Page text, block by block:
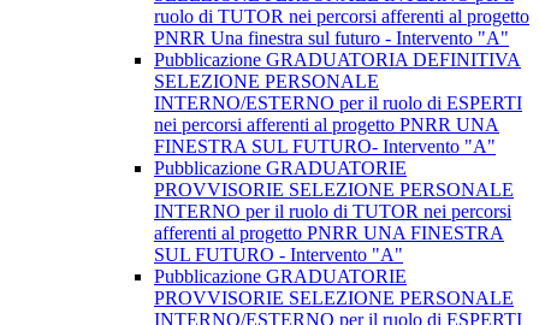
ruolo di TUTOR nei percorsi afferenti al progetto
PNRR Una finestra sul futuro - Intervento "A"
Pubblicazione GRADUATORIA DEFINITIVA
SELEZIONE PERSONALE
INTERNO/ESTERNO per il ruolo di ESPERTI
nei percorsi afferenti al progetto PNRR UNA
FINESTRA SUL FUTURO- Intervento "A"
Pubblicazione GRADUATORIE
PROVVISORIE SELEZIONE PERSONALE
INTERNO per il ruolo di TUTOR nei percorsi
afferenti al progetto PNRR UNA FINESTRA
SUL FUTURO - Intervento "A"
Pubblicazione GRADUATORIE
PROVVISORIE SELEZIONE PERSONALE
INTERNO/ESTERNO per il ruolo di ESPERTI